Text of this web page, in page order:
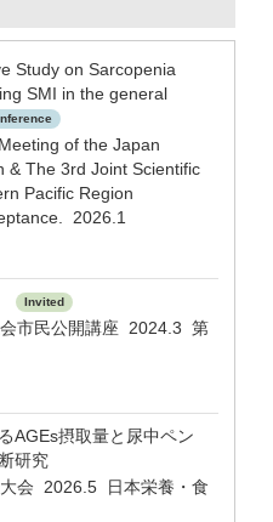
Study on Sarcopenia
SMI in the general
of the Japan
& The 3rd Joint Scientific
Pacific Region
2026.1
Invited
市民公開講座 2024.3 第
AGEs摂取量と尿中ペン
研究
会 2026.5 日本栄養・食